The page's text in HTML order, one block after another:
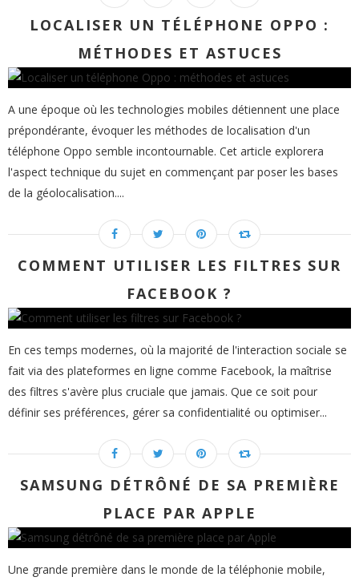
LOCALISER UN TÉLÉPHONE OPPO :
MÉTHODES ET ASTUCES
A une époque où les technologies mobiles détiennent une place
prépondérante, évoquer les méthodes de localisation d'un
téléphone Oppo semble incontournable. Cet article explorera
l'aspect technique du sujet en commençant par poser les bases
de la géolocalisation....
COMMENT UTILISER LES FILTRES SUR
FACEBOOK ?
En ces temps modernes, où la majorité de l'interaction sociale se
fait via des plateformes en ligne comme Facebook, la maîtrise
des filtres s'avère plus cruciale que jamais. Que ce soit pour
définir ses préférences, gérer sa confidentialité ou optimiser...
SAMSUNG DÉTRÔNÉ DE SA PREMIÈRE
PLACE PAR APPLE
Une grande première dans le monde de la téléphonie mobile,